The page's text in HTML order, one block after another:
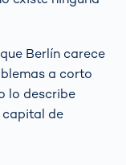
Berlín carece
a corto
lo describe
capital de